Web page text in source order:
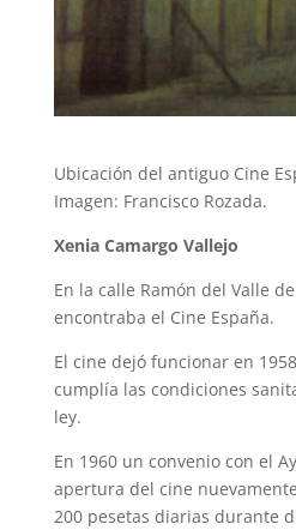
Ubicación del antiguo Cine
Imagen: Francisco Rozada.
Xenia Camargo Vallejo
En la calle Ramón del Valle
encontraba el Cine España.
El cine dejó funcionar en
cumplía las condiciones
ley.
En 1960 un convenio con el
apertura del cine
200 pesetas diarias durante